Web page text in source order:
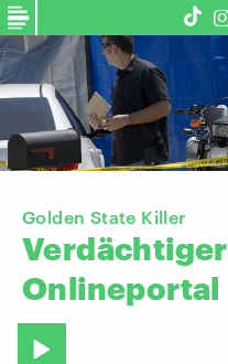
Golden State Killer
Verdächtiger
Onlineportal